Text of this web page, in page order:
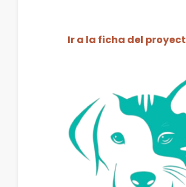
Ir a la ficha del